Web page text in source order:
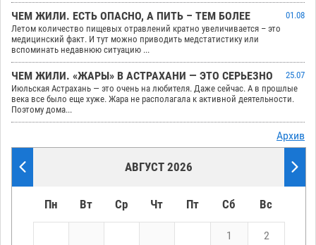
ЧЕМ ЖИЛИ. ЕСТЬ ОПАСНО, А ПИТЬ – ТЕМ БОЛЕЕ
01.08
Летом количество пищевых отравлений кратно увеличивается – это
медицинский факт. И тут можно приводить медстатистику или
вспоминать недавнюю ситуацию ...
ЧЕМ ЖИЛИ. «ЖАРЫ» В АСТРАХАНИ — ЭТО СЕРЬЕЗНО
25.07
Июльская Астрахань — это очень на любителя. Даже сейчас. А в прошлые
века все было еще хуже. Жара не располагала к активной деятельности.
Поэтому дома...
Архив
АВГУСТ 2026
Пн Вт Ср Чт Пт Сб Вс
1 2